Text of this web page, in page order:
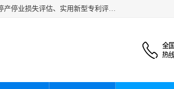
海润资产评估公司从事厂房拆迁评估、厂房资产评估、无形资产评估、房屋资产评估、企业停产停业损失评估、实用新型专利评估、果园资产评估、盆景价值评估、鱼塘资产评估等资产评估；从成立至今我司已经服务了全国几千家公司企业和事业单位，我们有着丰富的房屋、厂房、园林、企业拆迁等评估经验。